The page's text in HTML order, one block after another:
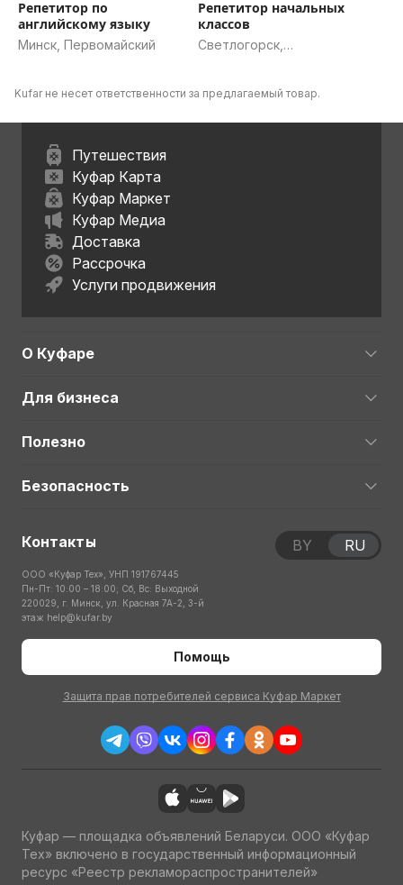
Репетитор по
английскому языку
Минск, Первомайский
Репетитор начальных
классов
Светлогорск,
Kufar не несет ответственности за предлагаемый товар.
Путешествия
Куфар Карта
Куфар Маркет
Куфар Медиа
Доставка
Рассрочка
Услуги продвижения
О Куфаре
Для бизнеса
Полезно
Безопасность
Контакты
ООО «Куфар Тех», УНП 191767445
Пн-Пт: 10:00 – 18:00; Сб, Вс: Выходной
220029, г. Минск, ул. Красная 7А-2, 3-й
этаж help@kufar.by
Помощь
Защита прав потребителей сервиса Куфар Маркет
BY RU
Куфар — площадка объявлений Беларуси. ООО «Куфар
Тех» включено в государственный информационный
ресурс «Реестр рекламораспространителей»